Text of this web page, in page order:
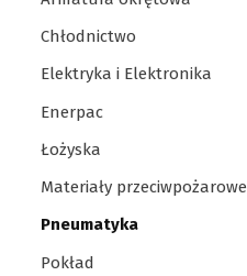
Chłodnictwo
Elektryka i Elektronika
Enerpac
Łożyska
Materiały przeciwpożarowe
Pneumatyka
Pokład